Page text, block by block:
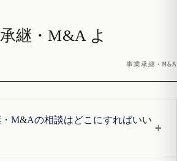
継・M&A よ
事業承継・M&A
M&Aの相談はどこにすればいい
+